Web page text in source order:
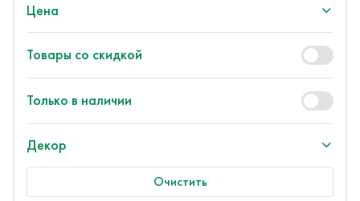
Цена
Товары со скидкой
Только в наличии
Декор
Очистить